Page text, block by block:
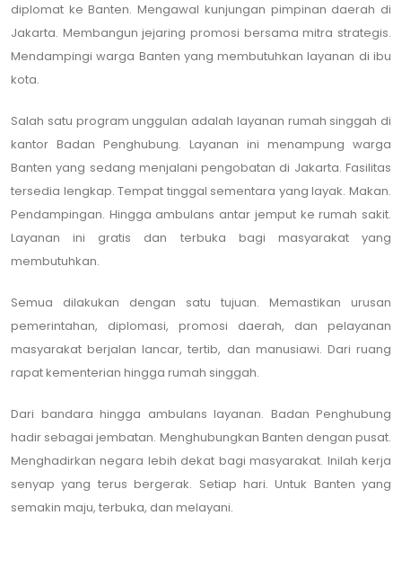
diplomat ke Banten. Mengawal kunjungan pimpinan daerah di
Jakarta. Membangun jejaring promosi bersama mitra strategis.
Mendampingi warga Banten yang membutuhkan layanan di ibu
kota.
Salah satu program unggulan adalah layanan rumah singgah di
kantor Badan Penghubung. Layanan ini menampung warga
Banten yang sedang menjalani pengobatan di Jakarta. Fasilitas
tersedia lengkap. Tempat tinggal sementara yang layak. Makan.
Pendampingan. Hingga ambulans antar jemput ke rumah sakit.
Layanan ini gratis dan terbuka bagi masyarakat yang
membutuhkan.
Semua dilakukan dengan satu tujuan. Memastikan urusan
pemerintahan, diplomasi, promosi daerah, dan pelayanan
masyarakat berjalan lancar, tertib, dan manusiawi. Dari ruang
rapat kementerian hingga rumah singgah.
Dari bandara hingga ambulans layanan. Badan Penghubung
hadir sebagai jembatan. Menghubungkan Banten dengan pusat.
Menghadirkan negara lebih dekat bagi masyarakat. Inilah kerja
senyap yang terus bergerak. Setiap hari. Untuk Banten yang
semakin maju, terbuka, dan melayani.